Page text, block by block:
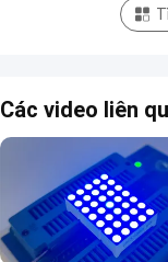
Các video liên